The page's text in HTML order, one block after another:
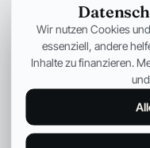
Ozempic
– Warum
Muskelverlust
Warum GLP-1-
Aspekt des
Jonas Bauer 19. Juli 2026
Wir nutzen Cookies
essenziell, andere
Inhalte zu finanzieren.